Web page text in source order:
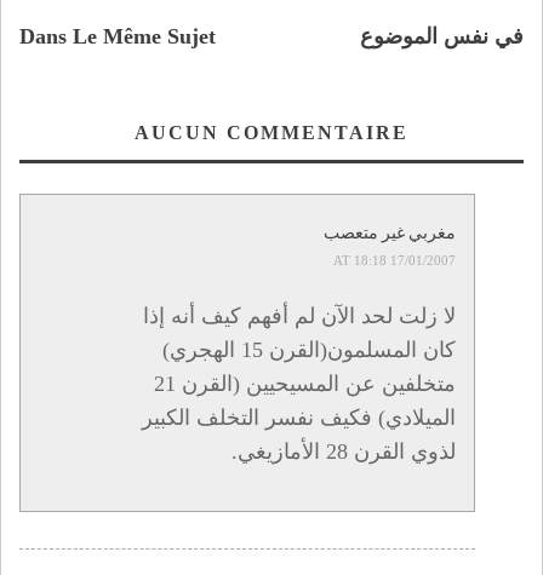
Dans Le Même Sujet في نفس الموضوع
AUCUN COMMENTAIRE
مغربي غير متعصب
17/01/2007 AT 18:18
لا زلت لحد الآن لم أفهم كيف أنه إذا
كان المسلمون(القرن 15 الهجري)
متخلفين عن المسيحيين (القرن 21
الميلادي) فكيف نفسر التخلف الكبير
لذوي القرن 28 الأمازيغي.